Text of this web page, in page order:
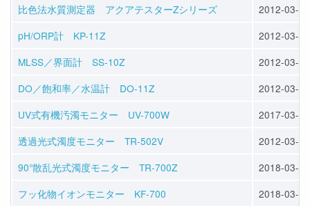
比色法水質測定器 アクアテスターZシリーズ
2012-03-29
pH/ORP計 KP-11Z
2012-03-27
MLSS／界面計 SS-10Z
2012-03-28
DO／飽和率／水温計 DO-11Z
2012-03-27
UV式有機汚濁モニター UV-700W
2017-03-27
透過光式濁度モニター TR-502V
2012-03-29
90°散乱光式濁度モニター TR-700Z
2018-03-16
フッ化物イオンモニター KF-700
2018-03-16